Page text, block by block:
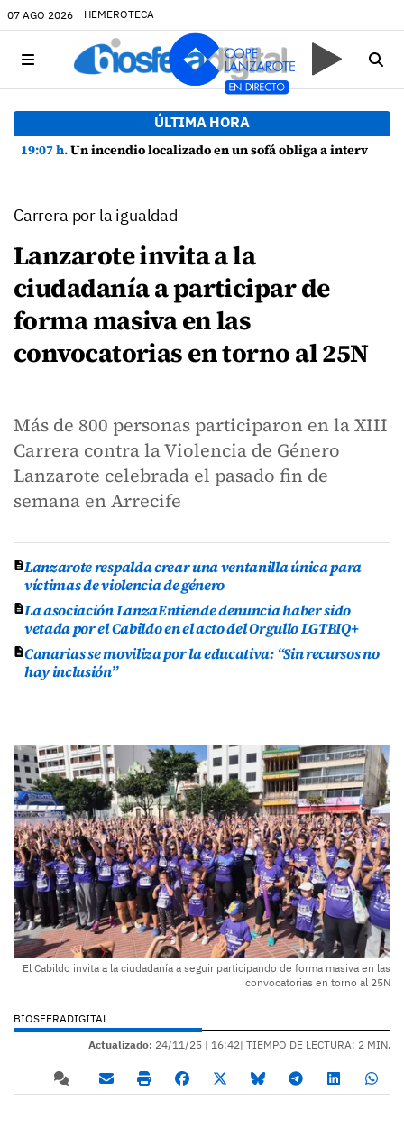
07 AGO 2026 HEMEROTECA
ÚLTIMA HORA
19:07 h.Un incendio localizado en un sofá obliga a intervenir en una vivienda de Playa Honda
Carrera por la igualdad
Lanzarote invita a la
ciudadanía a participar de
forma masiva en las
convocatorias en torno al 25N
Más de 800 personas participaron en la XIII
Carrera contra la Violencia de Género
Lanzarote celebrada el pasado fin de
semana en Arrecife
Lanzarote respalda crear una ventanilla única para
víctimas de violencia de género
La asociación LanzaEntiende denuncia haber sido
vetada por el Cabildo en el acto del Orgullo LGTBIQ+
Canarias se moviliza por la educativa: “Sin recursos no
hay inclusión”
El Cabildo invita a la ciudadanía a seguir participando de forma masiva en las
convocatorias en torno al 25N
BIOSFERADIGITAL
Actualizado: 24/11/25 | 16:42| TIEMPO DE LECTURA: 2 MIN.